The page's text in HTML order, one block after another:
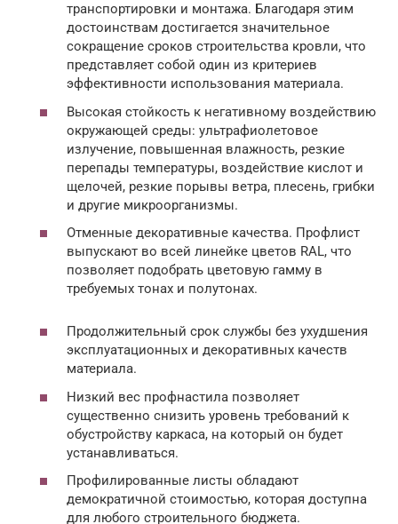
транспортировки и монтажа. Благодаря этим
достоинствам достигается значительное
сокращение сроков строительства кровли, что
представляет собой один из критериев
эффективности использования материала.
Высокая стойкость к негативному воздействию
окружающей среды: ультрафиолетовое
излучение, повышенная влажность, резкие
перепады температуры, воздействие кислот и
щелочей, резкие порывы ветра, плесень, грибки
и другие микроорганизмы.
Отменные декоративные качества. Профлист
выпускают во всей линейке цветов RAL, что
позволяет подобрать цветовую гамму в
требуемых тонах и полутонах.
Продолжительный срок службы без ухудшения
эксплуатационных и декоративных качеств
материала.
Низкий вес профнастила позволяет
существенно снизить уровень требований к
обустройству каркаса, на который он будет
устанавливаться.
Профилированные листы обладают
демократичной стоимостью, которая доступна
для любого строительного бюджета.